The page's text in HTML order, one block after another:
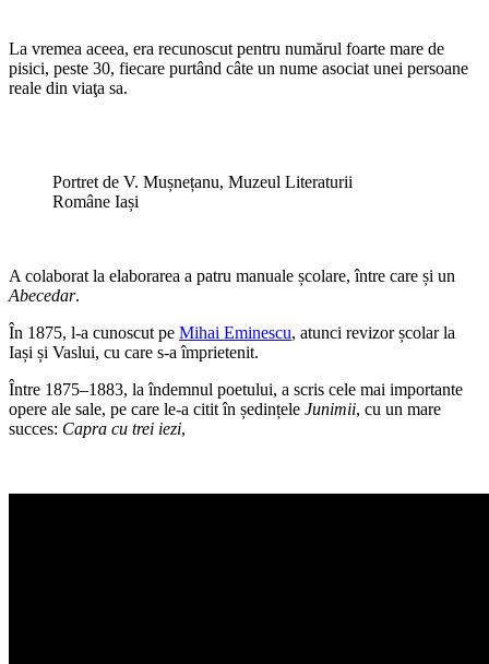
La vremea aceea, era recunoscut pentru numărul foarte mare de
pisici, peste 30, fiecare purtând câte un nume asociat unei persoane
reale din viaţa sa.
Portret de V. Mușnețanu, Muzeul Literaturii
Române Iași
A colaborat la elaborarea a patru manuale școlare, între care și un
Abecedar.
În 1875, l-a cunoscut pe Mihai Eminescu, atunci revizor școlar la
Iași și Vaslui, cu care s-a împrietenit.
Între 1875–1883, la îndemnul poetului, a scris cele mai importante
opere ale sale, pe care le-a citit în ședințele Junimii, cu un mare
succes: Capra cu trei iezi,